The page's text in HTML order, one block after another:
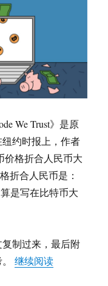
We Trust》是原
纽约时报上，作者
价格折合人民币大
折合人民币是：
是写在比特币大
制过来，最后附
。继续阅读“The Bitcoin